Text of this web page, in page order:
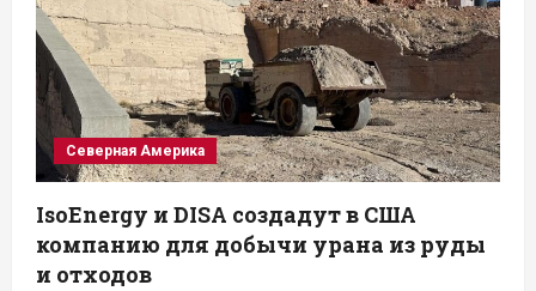
Северная Америка
IsoEnergy и DISA создадут в США
компанию для добычи урана из руды
и отходов